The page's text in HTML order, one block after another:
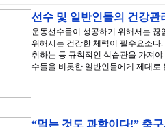
선수 및 일반인들의 건강
운동선수들이 성공하기 위해서는
위해서는 건강한 체력이 필수요소
취하는 등 규칙적인 식습관을 가져
수들을 비롯한 일반인들에게 제대
“먹는 것도 과학이다!” 축